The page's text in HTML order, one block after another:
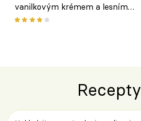
vanilkovým krémem a lesním
ovocem podle Bread Society
Recepty